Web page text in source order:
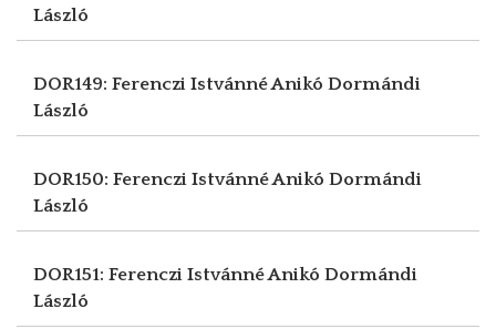
László
DOR149: Ferenczi Istvánné Anikó Dormándi
László
DOR150: Ferenczi Istvánné Anikó Dormándi
László
DOR151: Ferenczi Istvánné Anikó Dormándi
László